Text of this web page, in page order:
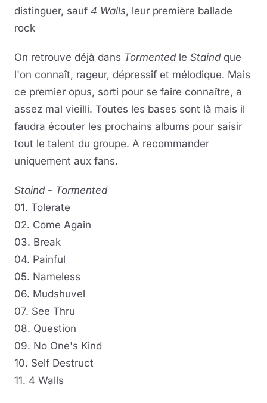
distinguer, sauf 4 Walls, leur première ballade
rock
On retrouve déjà dans Tormentedle Staindque
l'on connaît, rageur, dépressif et mélodique. Mais
ce premier opus, sorti pour se faire connaître, a
assez mal vieilli. Toutes les bases sont là mais il
faudra écouter les prochains albums pour saisir
tout le talent du groupe. A recommander
uniquement aux fans.
Staind- Tormented
01. Tolerate
02. Come Again
03. Break
04. Painful
05. Nameless
06. Mudshuvel
07. See Thru
08. Question
09. No One's Kind
10. Self Destruct
11. 4 Walls